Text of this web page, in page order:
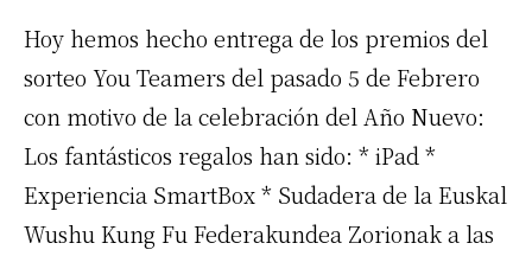
Hoy hemos hecho entrega de los premios del
sorteo You Teamers del pasado 5 de Febrero
con motivo de la celebración del Año Nuevo:
Los fantásticos regalos han sido: * iPad *
Experiencia SmartBox * Sudadera de la Euskal
Wushu Kung Fu Federakundea Zorionak a las